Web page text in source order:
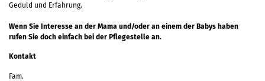
Geduld und Erfahrung.
Wenn Sie Interesse an der Mama und/oder an einem der Babys haben
rufen Sie doch einfach bei der Pflegestelle an.
Kontakt
Fam.